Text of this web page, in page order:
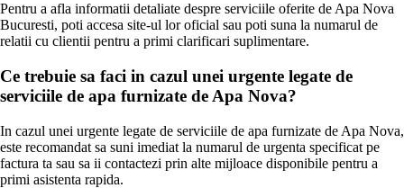
Pentru a afla informatii detaliate despre serviciile oferite de Apa Nova
Bucuresti, poti accesa site-ul lor oficial sau poti suna la numarul de
relatii cu clientii pentru a primi clarificari suplimentare.
Ce trebuie sa faci in cazul unei urgente legate de
serviciile de apa furnizate de Apa Nova?
In cazul unei urgente legate de serviciile de apa furnizate de Apa Nova,
este recomandat sa suni imediat la numarul de urgenta specificat pe
factura ta sau sa ii contactezi prin alte mijloace disponibile pentru a
primi asistenta rapida.